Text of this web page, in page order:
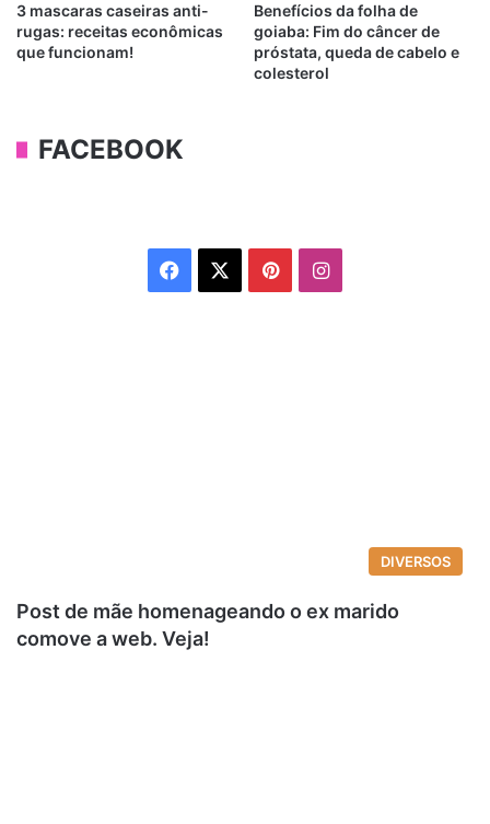
3 mascaras caseiras anti-
rugas: receitas econômicas
que funcionam!
Benefícios da folha de
goiaba: Fim do câncer de
próstata, queda de cabelo e
colesterol
FACEBOOK
Facebook PinterestInstagram
DIVERSOS
Post de mãe homenageando o ex marido
comove a web. Veja!